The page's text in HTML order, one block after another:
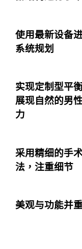
使用最新设备
系统规划
实现定制型平衡
展现自然的男
力
采用精细的手
法，注重细节
美观与功能并